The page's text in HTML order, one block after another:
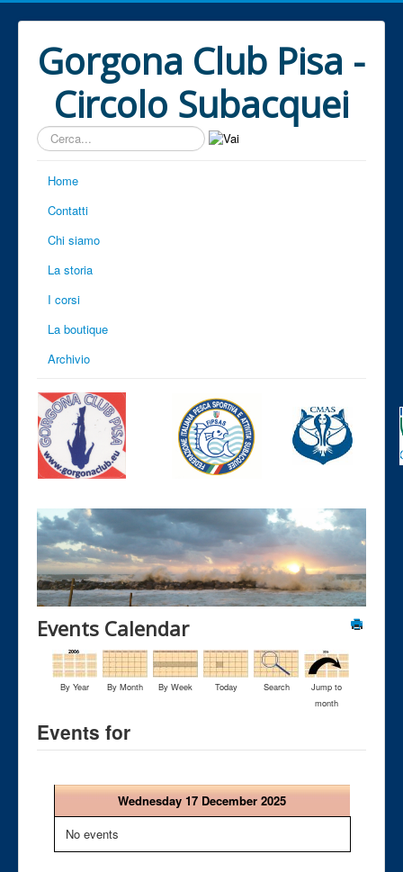
Gorgona Club Pisa -
Circolo Subacquei
Cerca...
Home
Contatti
Chi siamo
La storia
I corsi
La boutique
Archivio
Events Calendar
By Year By Month By Week Today Search
Jump to
month
Events for
Wednesday 17 December 2025
No events